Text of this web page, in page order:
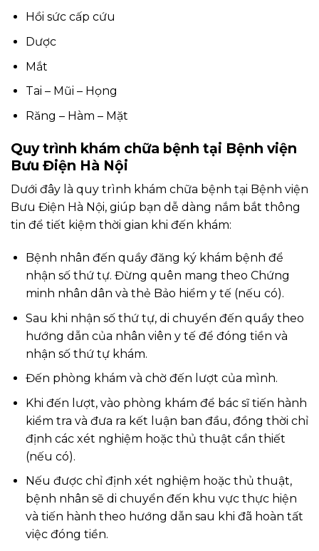
Hồi sức cấp cứu
Dược
Mắt
Tai – Mũi – Họng
Răng – Hàm – Mặt
Quy trình khám chữa bệnh tại Bệnh viện
Bưu Điện Hà Nội
Dưới đây là quy trình khám chữa bệnh tại Bệnh viện
Bưu Điện Hà Nội, giúp bạn dễ dàng nắm bắt thông
tin để tiết kiệm thời gian khi đến khám:
Bệnh nhân đến quầy đăng ký khám bệnh để
nhận số thứ tự. Đừng quên mang theo Chứng
minh nhân dân và thẻ Bảo hiểm y tế (nếu có).
Sau khi nhận số thứ tự, di chuyển đến quầy theo
hướng dẫn của nhân viên y tế để đóng tiền và
nhận số thứ tự khám.
Đến phòng khám và chờ đến lượt của mình.
Khi đến lượt, vào phòng khám để bác sĩ tiến hành
kiểm tra và đưa ra kết luận ban đầu, đồng thời chỉ
định các xét nghiệm hoặc thủ thuật cần thiết
(nếu có).
Nếu được chỉ định xét nghiệm hoặc thủ thuật,
bệnh nhân sẽ di chuyển đến khu vực thực hiện
và tiến hành theo hướng dẫn sau khi đã hoàn tất
việc đóng tiền.